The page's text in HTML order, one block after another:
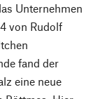
Unternehmen
von Rudolf
fand der
eine neue